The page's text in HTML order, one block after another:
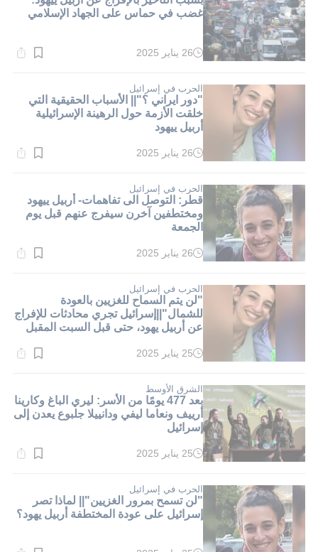
غضب في حماس على الجهاد الإسلامي
وقت
دقيقة.
26 يناير 2025
الحرب في إسرائيل
"دور ايراني ؟"|| الأسباب الحقيقية التي
خلقت الأزمة حول الرهينة الإسرائيلية
أربيل ييهود
وقت
دقيقة.
26 يناير 2025
الحرب في إسرائيل
قطر: التوصل الى تفاهمات- أربيل ييهود
ومختطفين آخرن سيفرج عنهم قبل يوم
الجمعة
وقت
دقيقة.
26 يناير 2025
الحرب في إسرائيل
"لن يتم السماح للغزيين بالعودة
للشمال"||إسرائيل تجري محادثات للإفراج
عن أربيل يهود، حتى قبل السبت المقبل
وقت
دقيقة.
25 يناير 2025
الشرق الأوسط
بعد 477 يومًا من الأسر: ليري الباغ وكارينا
أرييف ونعاما ليفي ودانييلا جلبوع يعدن إلى
إسرائيل
وقت
دقيقة.
25 يناير 2025
الحرب في إسرائيل
"لن تسمح بمرور الغزيين"|| لماذا تصر
إسرائيل على عودة المختطفة أربيل يهود؟